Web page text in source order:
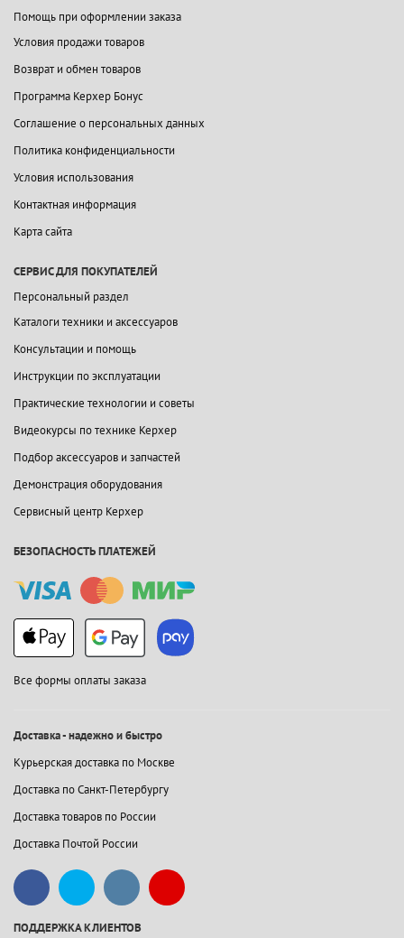
Помощь при оформлении заказа
Условия продажи товаров
Возврат и обмен товаров
Программа Керхер Бонус
Соглашение о персональных данных
Политика конфиденциальности
Условия использования
Контактная информация
Карта сайта
СЕРВИС ДЛЯ ПОКУПАТЕЛЕЙ
Персональный раздел
Каталоги техники и аксессуаров
Консультации и помощь
Инструкции по эксплуатации
Практические технологии и советы
Видеокурсы по технике Керхер
Подбор аксессуаров и запчастей
Демонстрация оборудования
Сервисный центр Керхер
БЕЗОПАСНОСТЬ ПЛАТЕЖЕЙ
Все формы оплаты заказа
Доставка - надежно и быстро
Курьерская доставка по Москве
Доставка по Санкт-Петербургу
Доставка товаров по России
Доставка Почтой России
ПОДДЕРЖКА КЛИЕНТОВ